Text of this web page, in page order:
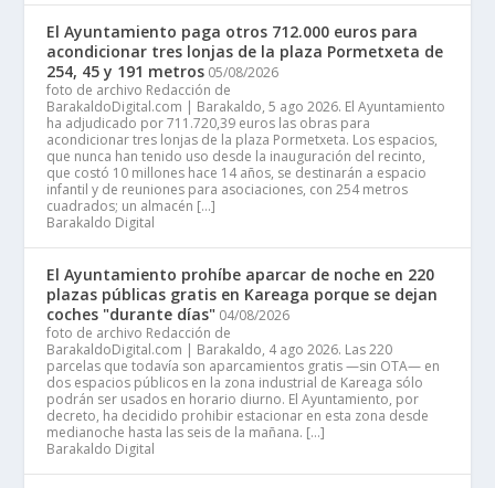
El Ayuntamiento paga otros 712.000 euros para
acondicionar tres lonjas de la plaza Pormetxeta de
254, 45 y 191 metros 05/08/2026
foto de archivo Redacción de
BarakaldoDigital.com | Barakaldo, 5 ago 2026. El Ayuntamiento
ha adjudicado por 711.720,39 euros las obras para
acondicionar tres lonjas de la plaza Pormetxeta. Los espacios,
que nunca han tenido uso desde la inauguración del recinto,
que costó 10 millones hace 14 años, se destinarán a espacio
infantil y de reuniones para asociaciones, con 254 metros
cuadrados; un almacén […]
Barakaldo Digital
El Ayuntamiento prohíbe aparcar de noche en 220
plazas públicas gratis en Kareaga porque se dejan
coches "durante días" 04/08/2026
foto de archivo Redacción de
BarakaldoDigital.com | Barakaldo, 4 ago 2026. Las 220
parcelas que todavía son aparcamientos gratis —sin OTA— en
dos espacios públicos en la zona industrial de Kareaga sólo
podrán ser usados en horario diurno. El Ayuntamiento, por
decreto, ha decidido prohibir estacionar en esta zona desde
medianoche hasta las seis de la mañana. […]
Barakaldo Digital